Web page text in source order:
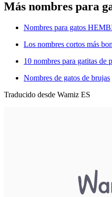
Más nombres para
Nombres para gatos
Los nombres cortos más
10 nombres para gatitas de
Nombres de gatos de brujas
Traducido desde Wamiz ES